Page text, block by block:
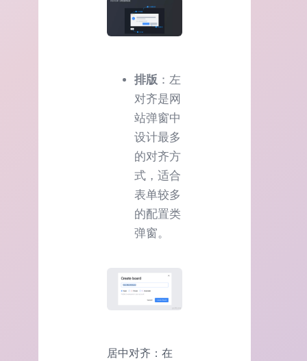
排版 ：左
对齐是网
站弹窗中
设计最多
的对齐方
式，适合
表单较多
的配置类
弹窗。
居中对齐：在